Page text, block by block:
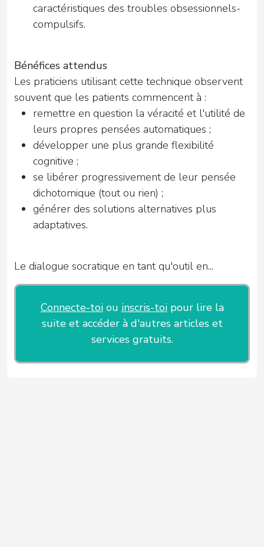
caractéristiques des troubles obsessionnels-
compulsifs.
Bénéfices attendus
Les praticiens utilisant cette technique observent
souvent que les patients commencent à :
remettre en question la véracité et l'utilité de
leurs propres pensées automatiques ;
développer une plus grande flexibilité
cognitive ;
se libérer progressivement de leur pensée
dichotomique (tout ou rien) ;
générer des solutions alternatives plus
adaptatives.
Le dialogue socratique en tant qu'outil en...
Connecte-toiou inscris-toipour lire la
suite et accéder à d'autres articles et
services gratuits.